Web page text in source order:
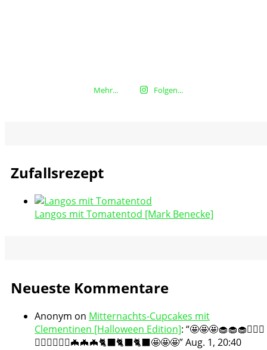
Mehr... Folgen...
Zufallsrezept
Langos mit Tomatentod [Mark Benecke]
Neueste Kommentare
Anonym on Mitternachts-Cupcakes mit
Clementinen [Halloween Edition]: “🤩🤩🤩🧁🧁🧁🧛🏻‍♀️
🧛🏻‍♀️🧛🏻‍♀️🦇🦇🦇🐈‍⬛🐈‍⬛🐈‍⬛🤩🤩🤩”Aug. 1, 20:40